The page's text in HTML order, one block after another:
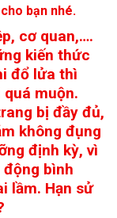
bạn nhé.
cơ quan,….
kiến thức
đổ lửa thì
muộn.
bị đầy đủ,
không đụng
định kỳ, vì
động bình
lầm. Hạn sử